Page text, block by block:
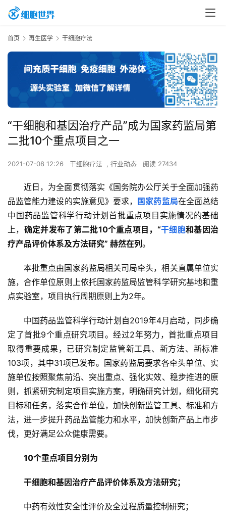
首页 再生医学 干细胞疗法
“干细胞和基因治疗产品”成为国家药监局第
二批10个重点项目之一
2021-07-08 12:26 干细胞疗法 , 行业动态 阅读 27434
近日，为全面贯彻落实《国务院办公厅关于全面加强药
品监管能力建设的实施意见》要求，
国家药监局在全面总结
中国药品监管科学行动计划首批重点项目实施情况的基础
上， 确定并发布了第二批10个重点项目，“干细胞和基因治
疗产品评价体系及方法研究” 赫然在列 。
本批重点由国家药监局相关司局牵头，相关直属单位实
施，合作单位原则上依托国家药监局监管科学研究基地和重
点实验室，项目执行周期原则上为2年。
中国药品监管科学行动计划自2019年4月启动，同步确
定了首批9个重点研究项目。经过2年努力，首批重点项目
取得重要成果，已研究制定监管新工具、新方法、新标准
103项，其中31项已发布。国家药监局要求各牵头单位、实
施单位按照聚焦前沿、突出重点、强化实效、稳步推进的原
则，抓紧研究制定项目实施方案，明确研究计划，细化研究
目标和任务，落实合作单位，加快创新监管工具、标准和方
法，进一步提升药品监管能力和水平，加快创新产品上市步
伐，更好满足公众健康需要。
10个重点项目分别为
干细胞和基因治疗产品评价体系及方法研究；
中药有效性安全性评价及全过程质量控制研究；